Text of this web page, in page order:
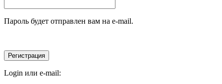
Пароль будет отправлен вам на e-mail.
Login или e-mail: